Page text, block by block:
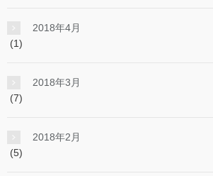
2018年4月
(1)
2018年3月
(7)
2018年2月
(5)